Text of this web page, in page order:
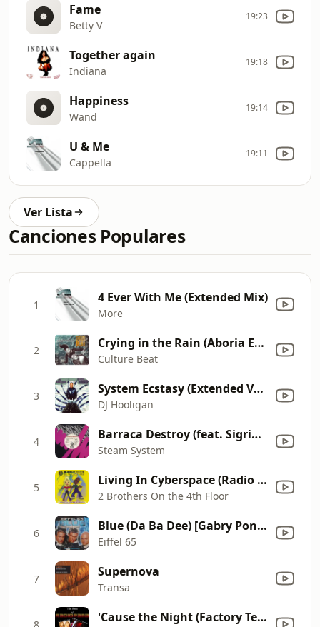
Fame
Betty V
19:23
Together again
Indiana
19:18
Happiness
Wand
19:14
U & Me
Cappella
19:11
Ver Lista
Canciones Populares
1 4 Ever With Me (Extended Mix)
More
2 Crying in the Rain (Aboria Euro 12" Mix)
Culture Beat
3 System Ecstasy (Extended Version)
DJ Hooligan
4 Barraca Destroy (feat. Sigrid) [Destruction]
Steam System
5 Living In Cyberspace (Radio Version)
2 Brothers On the 4th Floor
6 Blue (Da Ba Dee) [Gabry Ponte Ice Pop Mix]
Eiffel 65
7 Supernova
Transa
8 'Cause the Night (Factory Team Mix)